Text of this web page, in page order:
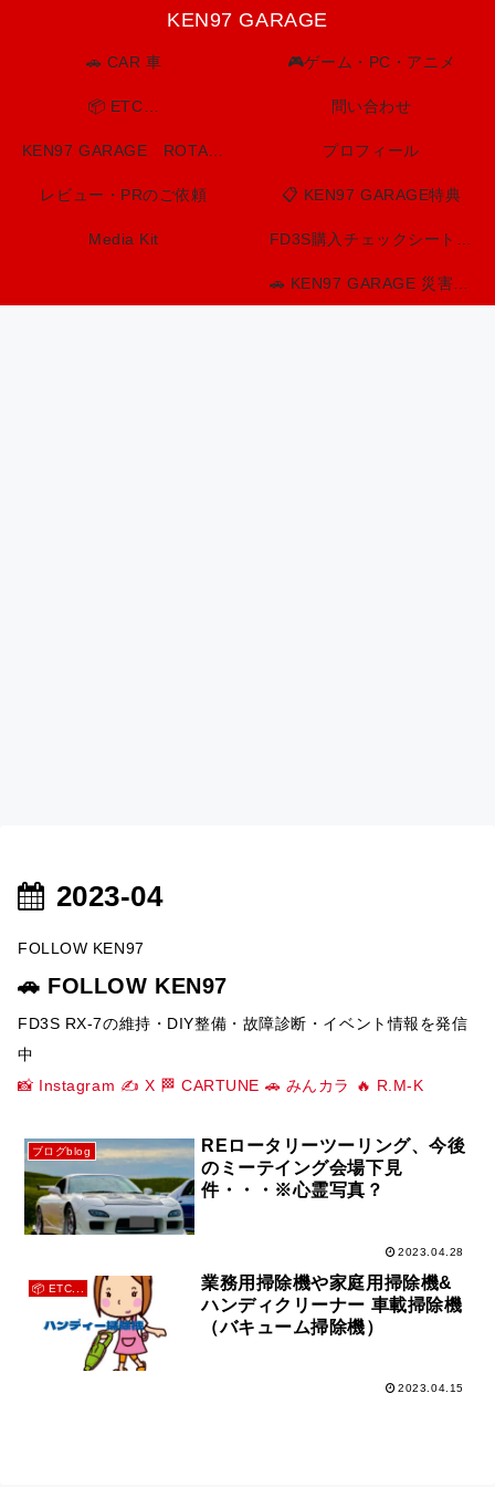
KEN97 GARAGE
🚗 CAR 車 🎮ゲーム・PC・アニメ
📦 ETC… 問い合わせ
プロフィール
レビュー・PRのご依頼 📋 KEN97 GARAGE特典
Media Kit
2023-04
FOLLOW KEN97
🚗 FOLLOW KEN97
FD3S RX-7の維持・DIY整備・故障診断・イベント情報を発信
中
📸 Instagram ✍️ X 🏁 CARTUNE 🚗 みんカラ 🔥 R.M-K
ブログblog
REロータリーツーリング、今後
のミーテイング会場下見
件・・・※心霊写真？
2023.04.28
📦 ETC...
業務用掃除機や家庭用掃除機&
ハンディクリーナー 車載掃除機
（バキューム掃除機）
2023.04.15